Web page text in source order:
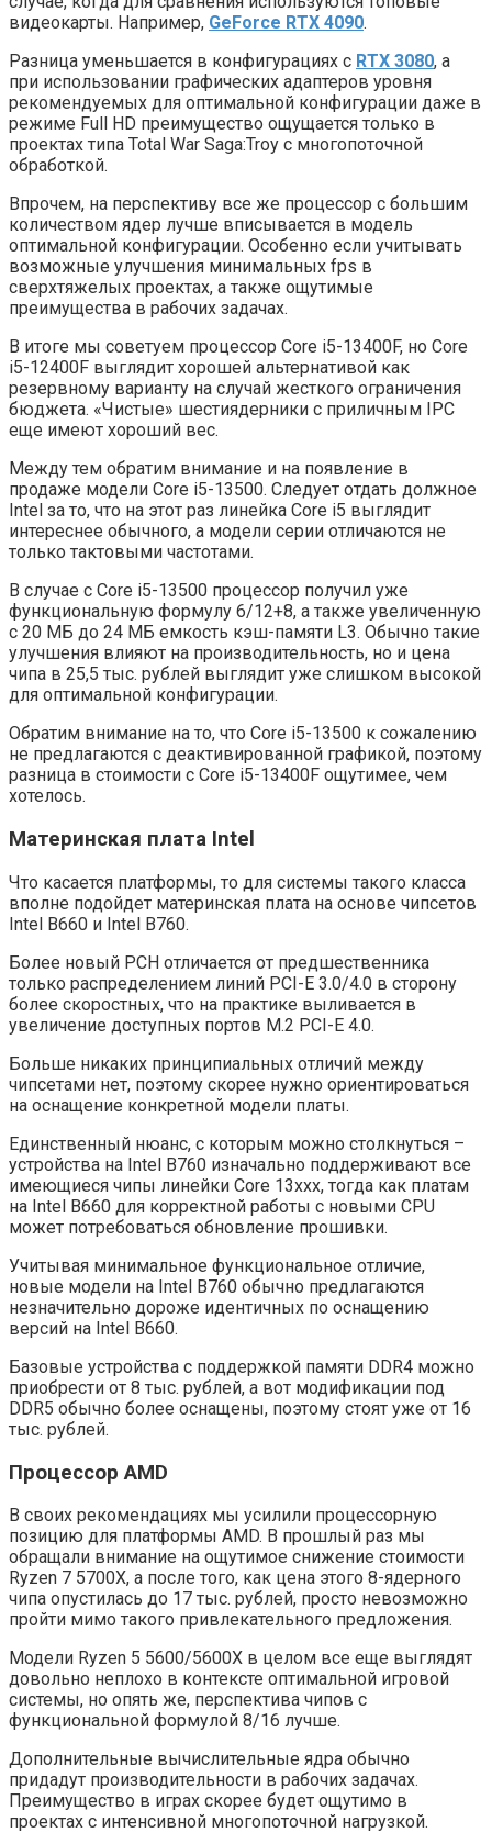
видеокарты. Например, GeForce RTX 4090.
Разница уменьшается в конфигурациях с RTX 3080, а
при использовании графических адаптеров уровня
рекомендуемых для оптимальной конфигурации даже в
режиме Full HD преимущество ощущается только в
проектах типа Total War Saga:Troy с многопоточной
обработкой.
Впрочем, на перспективу все же процессор с большим
количеством ядер лучше вписывается в модель
оптимальной конфигурации. Особенно если учитывать
возможные улучшения минимальных fps в
сверхтяжелых проектах, а также ощутимые
преимущества в рабочих задачах.
В итоге мы советуем процессор Core i5-13400F, но Core
i5-12400F выглядит хорошей альтернативой как
резервному варианту на случай жесткого ограничения
бюджета. «Чистые» шестиядерники с приличным IPC
еще имеют хороший вес.
Между тем обратим внимание и на появление в
продаже модели Core i5-13500. Следует отдать должное
Intel за то, что на этот раз линейка Core i5 выглядит
интереснее обычного, а модели серии отличаются не
только тактовыми частотами.
В случае с Core i5-13500 процессор получил уже
функциональную формулу 6/12+8, а также увеличенную
с 20 МБ до 24 МБ емкость кэш-памяти L3. Обычно такие
улучшения влияют на производительность, но и цена
чипа в 25,5 тыс. рублей выглядит уже слишком высокой
для оптимальной конфигурации.
Обратим внимание на то, что Core i5-13500 к сожалению
не предлагаются с деактивированной графикой, поэтому
разница в стоимости с Core i5-13400F ощутимее, чем
хотелось.
Материнская плата Intel
Что касается платформы, то для системы такого класса
вполне подойдет материнская плата на основе чипсетов
Intel B660 и Intel B760.
Более новый PCH отличается от предшественника
только распределением линий PCI-E 3.0/4.0 в сторону
более скоростных, что на практике выливается в
увеличение доступных портов M.2 PCI-E 4.0.
Больше никаких принципиальных отличий между
чипсетами нет, поэтому скорее нужно ориентироваться
на оснащение конкретной модели платы.
Единственный нюанс, с которым можно столкнуться –
устройства на Intel B760 изначально поддерживают все
имеющиеся чипы линейки Core 13ххх, тогда как платам
на Intel B660 для корректной работы с новыми CPU
может потребоваться обновление прошивки.
Учитывая минимальное функциональное отличие,
новые модели на Intel B760 обычно предлагаются
незначительно дороже идентичных по оснащению
версий на Intel B660.
Базовые устройства с поддержкой памяти DDR4 можно
приобрести от 8 тыс. рублей, а вот модификации под
DDR5 обычно более оснащены, поэтому стоят уже от 16
тыс. рублей.
Процессор AMD
В своих рекомендациях мы усилили процессорную
позицию для платформы AMD. В прошлый раз мы
обращали внимание на ощутимое снижение стоимости
Ryzen 7 5700X, а после того, как цена этого 8-ядерного
чипа опустилась до 17 тыс. рублей, просто невозможно
пройти мимо такого привлекательного предложения.
Модели Ryzen 5 5600/5600X в целом все еще выглядят
довольно неплохо в контексте оптимальной игровой
системы, но опять же, перспектива чипов с
функциональной формулой 8/16 лучше.
Дополнительные вычислительные ядра обычно
придадут производительности в рабочих задачах.
Преимущество в играх скорее будет ощутимо в
проектах с интенсивной многопоточной нагрузкой.